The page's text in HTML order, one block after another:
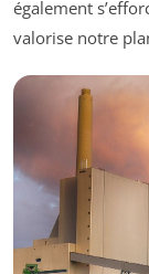
également
valorise notre